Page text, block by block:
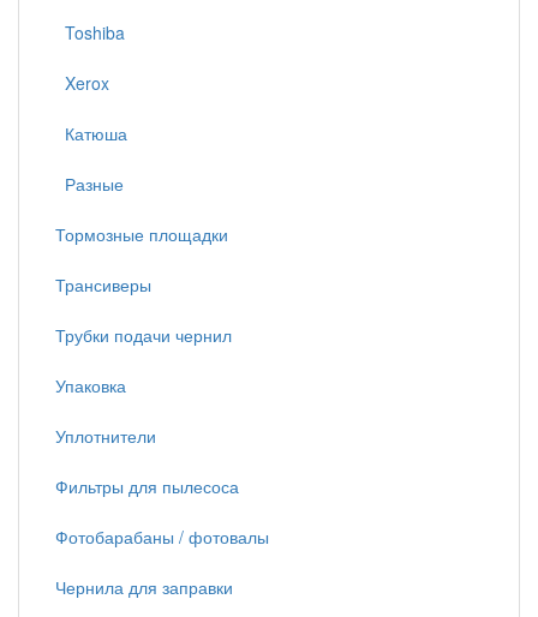
Toshiba
Xerox
Катюша
Разные
Тормозные площадки
Трансиверы
Трубки подачи чернил
Упаковка
Уплотнители
Фильтры для пылесоса
Фотобарабаны / фотовалы
Чернила для заправки